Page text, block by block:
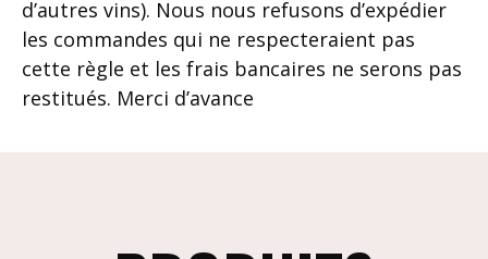
d’autres vins). Nous nous refusons d’expédier
les commandes qui ne respecteraient pas
cette règle et les frais bancaires ne serons pas
restitués. Merci d’avance